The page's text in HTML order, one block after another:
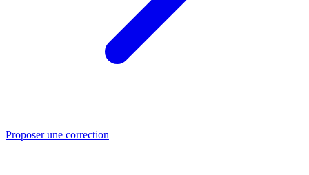
Proposer une correction